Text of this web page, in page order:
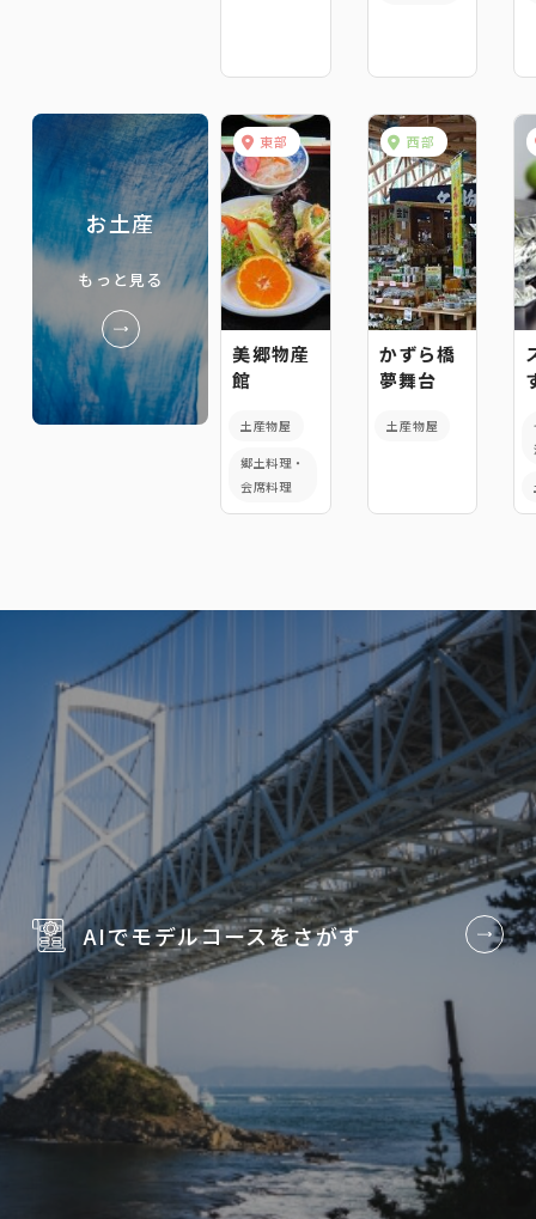
お土産
もっと見る
東部
美郷物産
館
土産物屋
郷土料理・
会席料理
西部
かずら橋
夢舞台
土産物屋
AIでモデルコースをさがす